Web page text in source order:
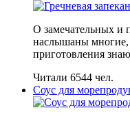
О замечательных и
наслышаны многие,
приготовления
Читали 6544 чел.
Соус для